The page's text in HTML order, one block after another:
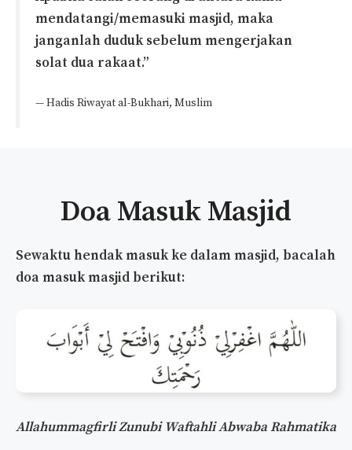
mendatangi/memasuki masjid, maka
janganlah duduk sebelum mengerjakan
solat dua rakaat.”
— Hadis Riwayat al-Bukhari, Muslim
Doa Masuk Masjid
Sewaktu hendak masuk ke dalam masjid, bacalah
doa masuk masjid berikut:
Allahummagfirli Zunubi Waftahli Abwaba Rahmatika